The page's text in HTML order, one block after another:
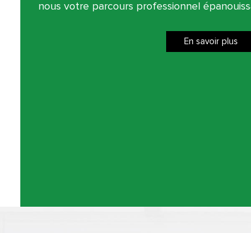
nous votre parcours professionnel
En savoir plus